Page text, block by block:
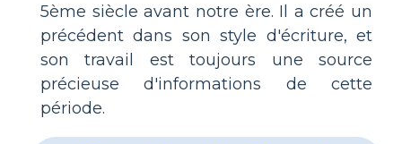
5ème siècle avant notre ère. Il a créé un
précédent dans son style d'écriture, et
son travail est toujours une source
précieuse d'informations de cette
période.